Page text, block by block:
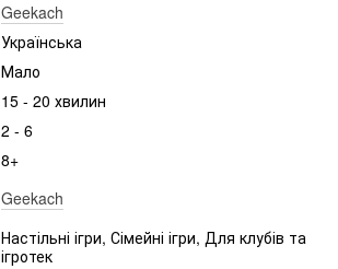
Geekach
Українська
Мало
15 - 20 хвилин
2 - 6
8+
Geekach
Настільні ігри, Сімейні ігри, Для клубів та
ігротек